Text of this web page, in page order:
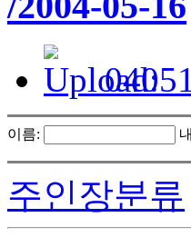
이름:
주인장분류